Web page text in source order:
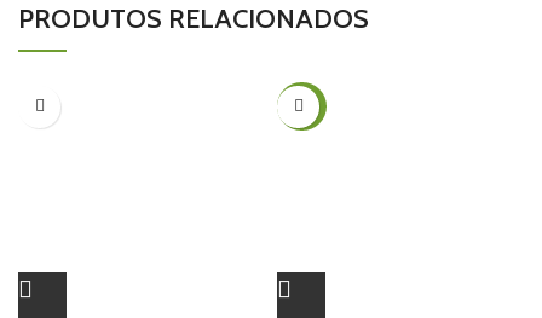
PRODUTOS RELACIONADOS
-30%